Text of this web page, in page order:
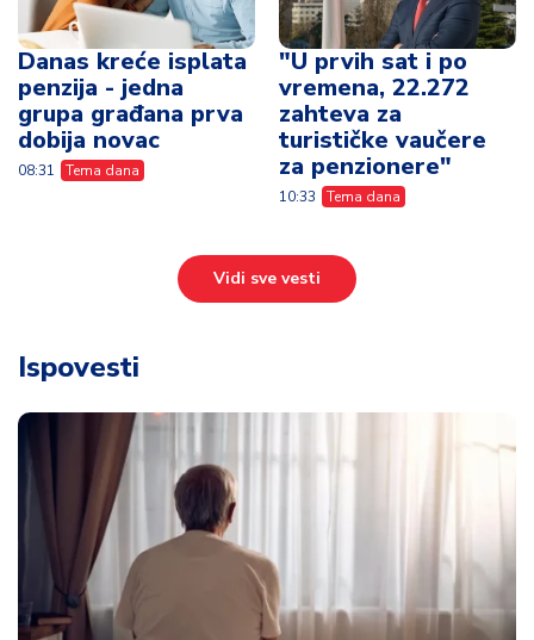
Danas kreće isplata
penzija - jedna
grupa građana prva
dobija novac
08:31 Tema dana
"U prvih sat i po
vremena, 22.272
zahteva za
turističke vaučere
za penzionere"
10:33 Tema dana
Vidi sve vesti
Ispovesti